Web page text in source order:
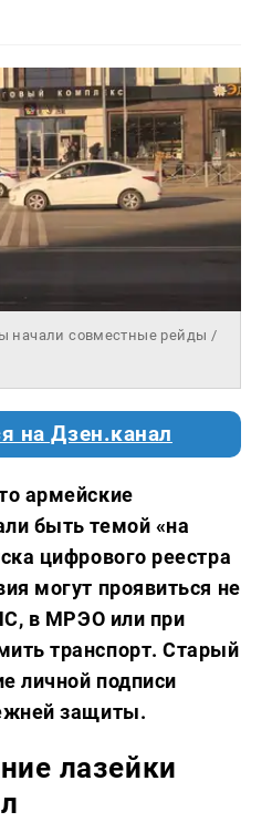
начали совместные рейды /
на Дзен.канал
армейские
быть темой «на
цифрового реестра
могут проявиться не
в МРЭО или при
транспорт. Старый
личной подписи
защиты.
лазейки